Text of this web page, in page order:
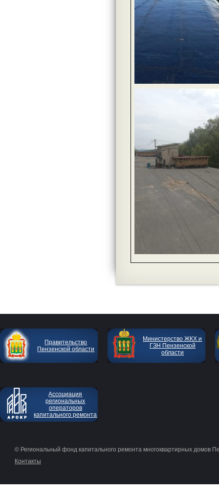
Правительство
Пензенской области
Министерство ЖКХ и
ГЗН Пензенской
области
Ассоциация
региональных
операторов
капитального ремонта
© Региональный фонд капитального ремонта многоквартирных домов
Контакты